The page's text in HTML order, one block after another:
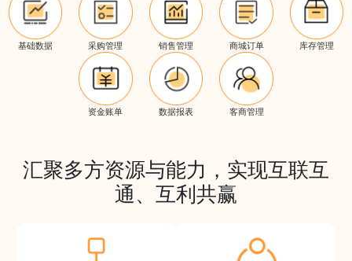
基础数据 采购管理 销售管理 商城订单 库存管理
资金账单 数据报表 客商管理
汇聚多方资源与能力，实现互联互
通、互利共赢